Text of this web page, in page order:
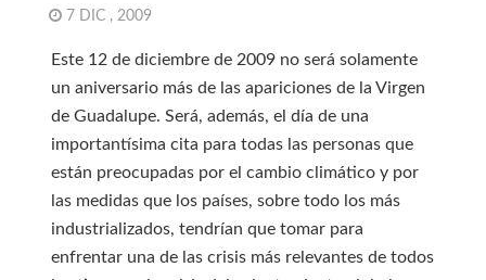
7 DIC , 2009
Este 12 de diciembre de 2009 no será solamente
un aniversario más de las apariciones de la Virgen
de Guadalupe. Será, además, el día de una
importantísima cita para todas las personas que
están preocupadas por el cambio climático y por
las medidas que los países, sobre todo los más
industrializados, tendrían que tomar para
enfrentar una de las crisis más relevantes de todos